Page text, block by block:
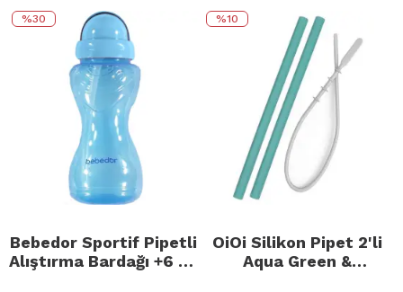
%30
Bebedor Sportif Pipetli
Alıştırma Bardağı +6 Ay
%10
OiOi Silikon Pipet 2'li
Aqua Green &